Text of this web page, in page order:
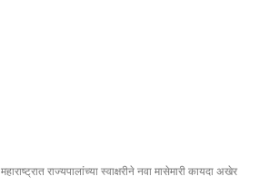
महाराष्ट्रात राज्यपालांच्या स्वाक्षरीने नवा मासेमारी कायदा अखेर